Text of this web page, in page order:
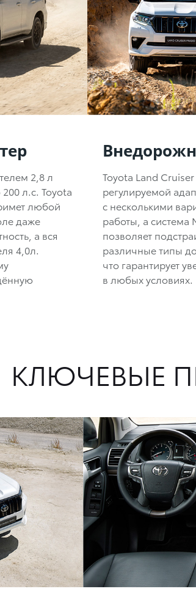
2,8 л
200 л.с. Toyota
любой
даже
а вся
4,0л.
Toyota Land
регулируемой
с несколькими
работы, а
позволяет
различные типы
что гарантирует
в любых условиях.
КЛЮЧЕВЫЕ